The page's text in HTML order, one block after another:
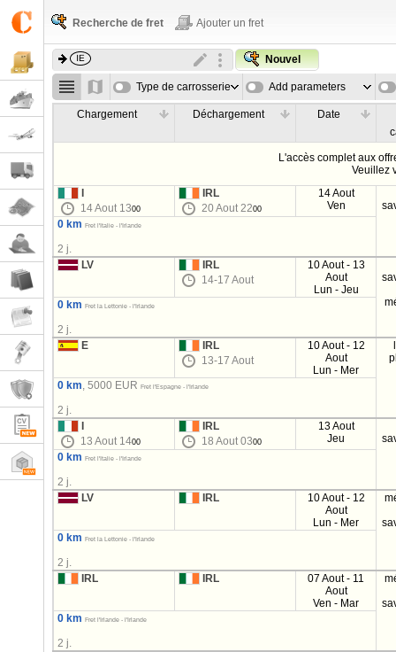
Recherche de fret Ajouter un fret
Nouvel
Type de carrosserie Add parameters
Chargement Déchargement
Date
L'accès complet aux
Veuillez
14 Aout 1300
IRL
20 Aout 2200
14 Aout
Ven
0 km
Fret l'Italie - l'Irlande
2 j.
LV
IRL
14-17 Aout
10 Aout - 13
Aout
Lun - Jeu
0 km Fret la Lettonie - l'Irlande
2 j.
E
IRL
13-17 Aout
10 Aout - 12
Aout
Lun - Mer
0 km, 5000 EURFret l'Espagne - l'Irlande
2 j.
13 Aout 1400
IRL
18 Aout 0300
13 Aout
Jeu
0 km
Fret l'Italie - l'Irlande
2 j.
LV
IRL
10 Aout - 12
Aout
Lun - Mer
0 km
Fret la Lettonie - l'Irlande
2 j.
IRL
IRL
07 Aout - 11
Aout
Ven - Mar
0 km
Fret l'Irlande - l'Irlande
2 j.